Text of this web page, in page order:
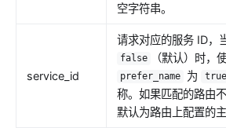
空字符串。
service_id
请求对应的服务 ID，
false （默认）时，
prefer_name 为 true
称。如果匹配的路由
默认为路由上配置的主